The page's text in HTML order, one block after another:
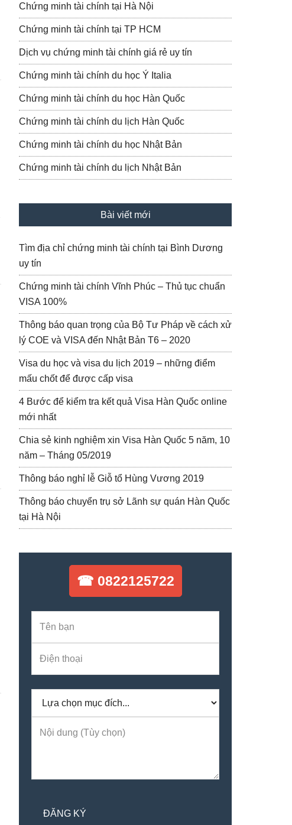
Chứng minh tài chính tại Hà Nội
Chứng minh tài chính tại TP HCM
Dịch vụ chứng minh tài chính giá rẻ uy tín
Chứng minh tài chính du học Ý Italia
Chứng minh tài chính du học Hàn Quốc
Chứng minh tài chính du lịch Hàn Quốc
Chứng minh tài chính du học Nhật Bản
Chứng minh tài chính du lịch Nhật Bản
Bài viết mới
Tìm địa chỉ chứng minh tài chính tại Bình Dương
uy tín
Chứng minh tài chính Vĩnh Phúc – Thủ tục chuẩn
VISA 100%
Thông báo quan trọng của Bộ Tư Pháp về cách xử
lý COE và VISA đến Nhật Bản T6 – 2020
Visa du học và visa du lịch 2019 – những điểm
mấu chốt để được cấp visa
4 Bước để kiểm tra kết quả Visa Hàn Quốc online
mới nhất
Chia sẻ kinh nghiệm xin Visa Hàn Quốc 5 năm, 10
năm – Tháng 05/2019
Thông báo nghỉ lễ Giỗ tổ Hùng Vương 2019
Thông báo chuyển trụ sở Lãnh sự quán Hàn Quốc
tại Hà Nội
☎ 0822125722